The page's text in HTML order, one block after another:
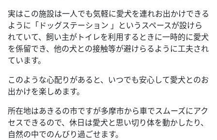
実はこの施設は一人でも気軽に愛犬を連れお出かけできる
ように「ドッグステーション 」というスペースが設けら
れていて、飼い主がトイレを利用するときに一時的に愛犬
を係留でき、他の犬との接触等が避けらるように工夫され
ています。
このような心配りがあると、いつでも安心して愛犬とのお
出かけを楽しめます。
所在地はあきるの市ですが多摩市から車でスムーズにアク
セスできるので、休日は愛犬と思い切り体を動かしたり、
自然の中でのんびり過ごせます。